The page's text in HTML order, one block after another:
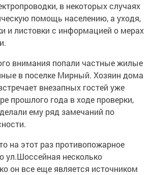
в некоторых случаях
помощь населению, а уходя,
и листовки с информацией о мерах
внимания попали частные жилые
в поселке Мирный. Хозяин дома
внезапных гостей уже
прошлого года в ходе проверки,
ему ряд замечаний по
на этот раз противопожарное
ул.Шоссейная несколько
он все еще является источником